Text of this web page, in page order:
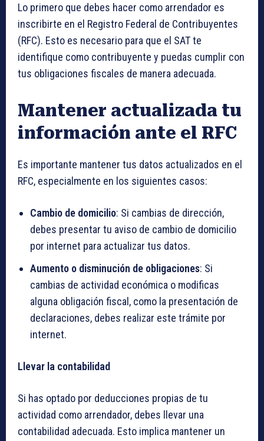
Lo primero que debes hacer como arrendador es
inscribirte en el Registro Federal de Contribuyentes
(RFC). Esto es necesario para que el SAT te
identifique como contribuyente y puedas cumplir con
tus obligaciones fiscales de manera adecuada.
Mantener actualizada tu
información ante el RFC
Es importante mantener tus datos actualizados en el
RFC, especialmente en los siguientes casos:
Cambio de domicilio: Si cambias de dirección,
debes presentar tu aviso de cambio de domicilio
por internet para actualizar tus datos.
Aumento o disminución de obligaciones: Si
cambias de actividad económica o modificas
alguna obligación fiscal, como la presentación de
declaraciones, debes realizar este trámite por
internet.
Llevar la contabilidad
Si has optado por deducciones propias de tu
actividad como arrendador, debes llevar una
contabilidad adecuada. Esto implica mantener un